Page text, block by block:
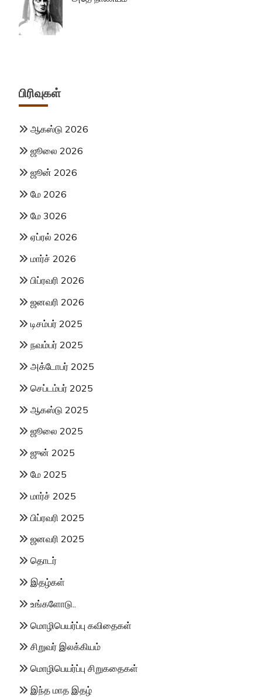
பிரிவுகள்
ஆகஸ்டு 2026
ஜூலை 2026
ஜூன் 2026
மே 2026
மே 3026
ஏப்ரல் 2026
மார்ச் 2026
பிப்ரவரி 2026
ஜனவரி 2026
டிசம்பர் 2025
நவம்பர் 2025
அக்டோபர் 2025
செப்டம்பர் 2025
ஆகஸ்டு 2025
ஜூலை 2025
ஜுன் 2025
மே 2025
மார்ச் 2025
பிப்ரவரி 2025
ஜனவரி 2025
தொடர்
இதழ்கள்
உங்களோடு..
மொழிபெயர்ப்பு கவிதைகள்
சிறுவர் இலக்கியம்
மொழிபெயர்ப்பு சிறுகதைகள்
இந்த மாத இதழ்